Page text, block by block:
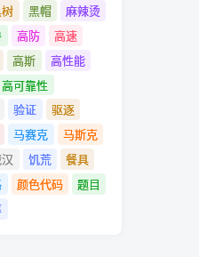
黑帽
麻辣烫
高防
高速
高斯
高性能
高可靠性
验证
驱逐
马赛克
马斯克
饥荒
餐具
颜色代码
题目